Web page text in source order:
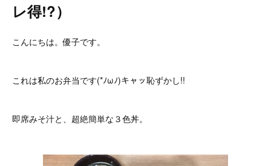
レ得!?）
こんにちは。優子です。
これは私のお弁当です(*ﾉωﾉ)キャッ恥ずかし!!
即席みそ汁と、超絶簡単な３色丼。